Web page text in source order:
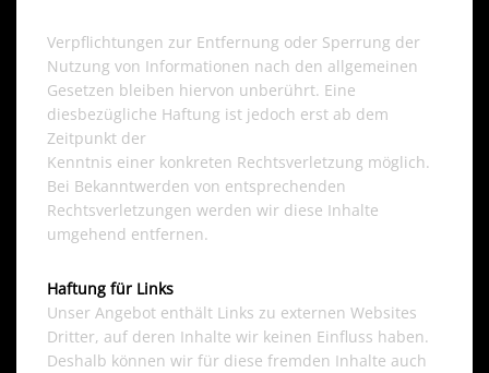
Verpflichtungen zur Entfernung oder Sperrung der
Nutzung von Informationen nach den allgemeinen
Gesetzen bleiben hiervon unberührt. Eine
diesbezügliche Haftung ist jedoch erst ab dem
Zeitpunkt der
Kenntnis einer konkreten Rechtsverletzung möglich.
Bei Bekanntwerden von entsprechenden
Rechtsverletzungen werden wir diese Inhalte
umgehend entfernen.
Haftung für Links
Unser Angebot enthält Links zu externen Websites
Dritter, auf deren Inhalte wir keinen Einfluss haben.
Deshalb können wir für diese fremden Inhalte auch